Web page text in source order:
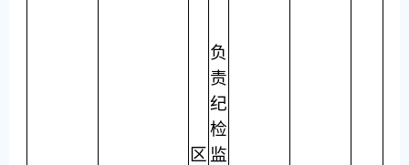
区
负
责
纪
检
监